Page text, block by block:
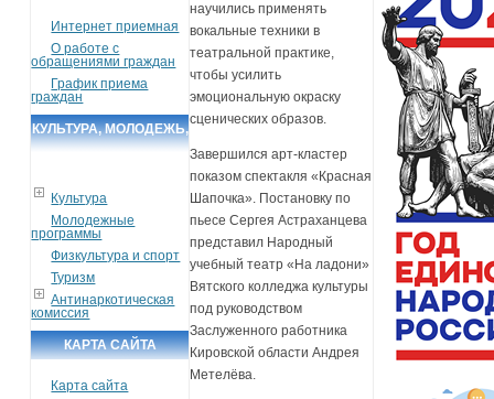
Интернет приемная
О работе с
обращениями граждан
График приема
граждан
КУЛЬТУРА, МОЛОДЕЖЬ,
Культура
Молодежные
программы
Физкультура и спорт
Туризм
Антинаркотическая
комиссия
КАРТА САЙТА
Карта сайта
научились применять
вокальные техники в
театральной практике,
чтобы усилить
эмоциональную окраску
сценических образов.
Завершился арт-кластер
показом спектакля «Красная
Шапочка». Постановку по
пьесе Сергея Астраханцева
представил Народный
учебный театр «На ладони»
Вятского колледжа культуры
под руководством
Заслуженного работника
Кировской области Андрея
Метелёва.